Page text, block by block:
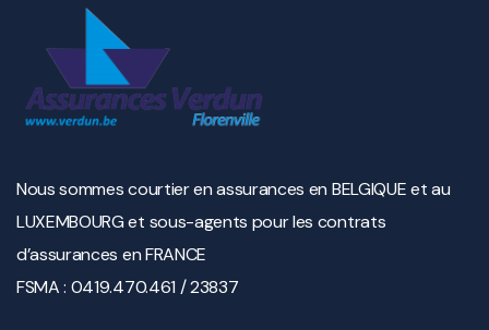
Nous sommes courtier en assurances en BELGIQUE et au
LUXEMBOURG et sous-agents pour les contrats
d’assurances en FRANCE
FSMA : 0419.470.461 / 23837